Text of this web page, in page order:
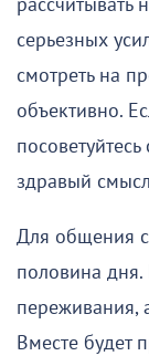
рассчитывать
серьезных
смотреть на
объективно.
здравый
Для общения
половина дня.
переживания,
Вместе будет